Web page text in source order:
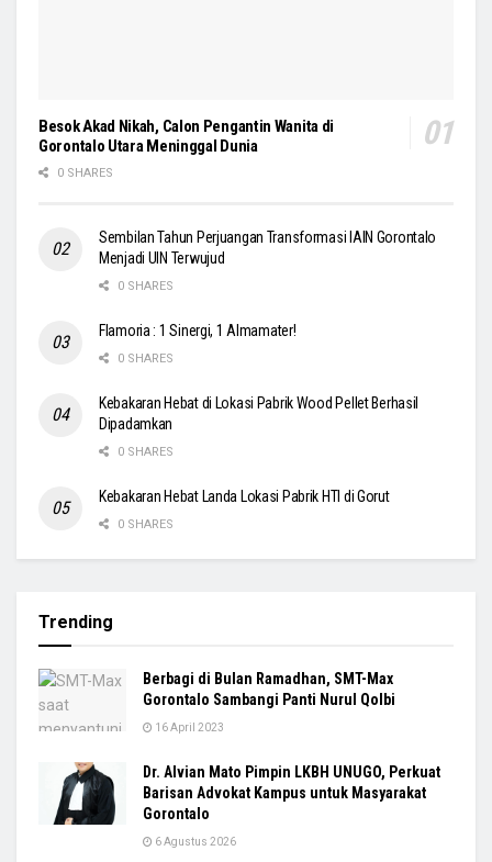
Besok Akad Nikah, Calon Pengantin Wanita di
Gorontalo Utara Meninggal Dunia
0 SHARES
Sembilan Tahun Perjuangan Transformasi IAIN Gorontalo
Menjadi UIN Terwujud
0 SHARES
Flamoria : 1 Sinergi, 1 Almamater!
0 SHARES
Kebakaran Hebat di Lokasi Pabrik Wood Pellet Berhasil
Dipadamkan
0 SHARES
Kebakaran Hebat Landa Lokasi Pabrik HTI di Gorut
0 SHARES
Trending
Berbagi di Bulan Ramadhan, SMT-Max
Gorontalo Sambangi Panti Nurul Qolbi
16 April 2023
Dr. Alvian Mato Pimpin LKBH UNUGO, Perkuat
Barisan Advokat Kampus untuk Masyarakat
Gorontalo
6 Agustus 2026